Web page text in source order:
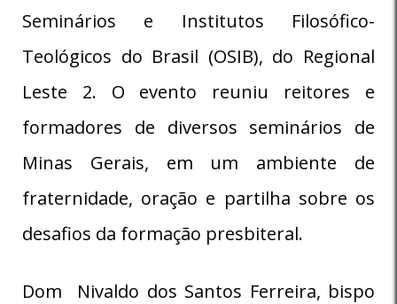
Seminários e Institutos Filosófico-
Teológicos do Brasil (OSIB), do Regional
Leste 2. O evento reuniu reitores e
formadores de diversos seminários de
Minas Gerais, em um ambiente de
fraternidade, oração e partilha sobre os
desafios da formação presbiteral.
Dom Nivaldo dos Santos Ferreira, bispo